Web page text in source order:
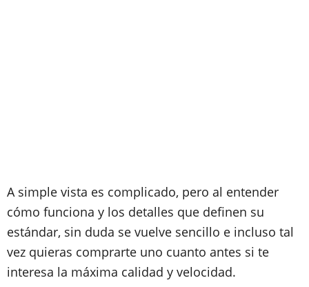
A simple vista es complicado, pero al entender
cómo funciona y los detalles que definen su
estándar, sin duda se vuelve sencillo e incluso tal
vez quieras comprarte uno cuanto antes si te
interesa la máxima calidad y velocidad.